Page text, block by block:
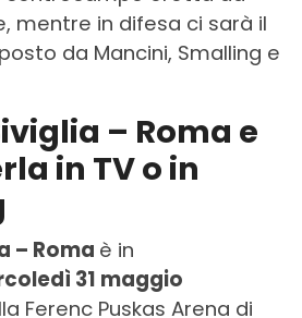
mentre in difesa ci sarà il
da Mancini, Smalling e
– Roma e
in TV o in
– Roma è in
31 maggio
Ferenc Puskas Arena di